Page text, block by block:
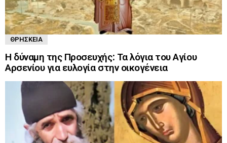
ΘΡΗΣΚΕΊΑ
Η δύναμη της Προσευχής: Τα λόγια του Αγίου
Αρσενίου για ευλογία στην οικογένεια